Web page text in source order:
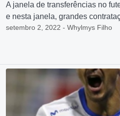
A janela de transferências no
e nesta janela, grandes
setembro 2, 2022 - Whylmys Filho